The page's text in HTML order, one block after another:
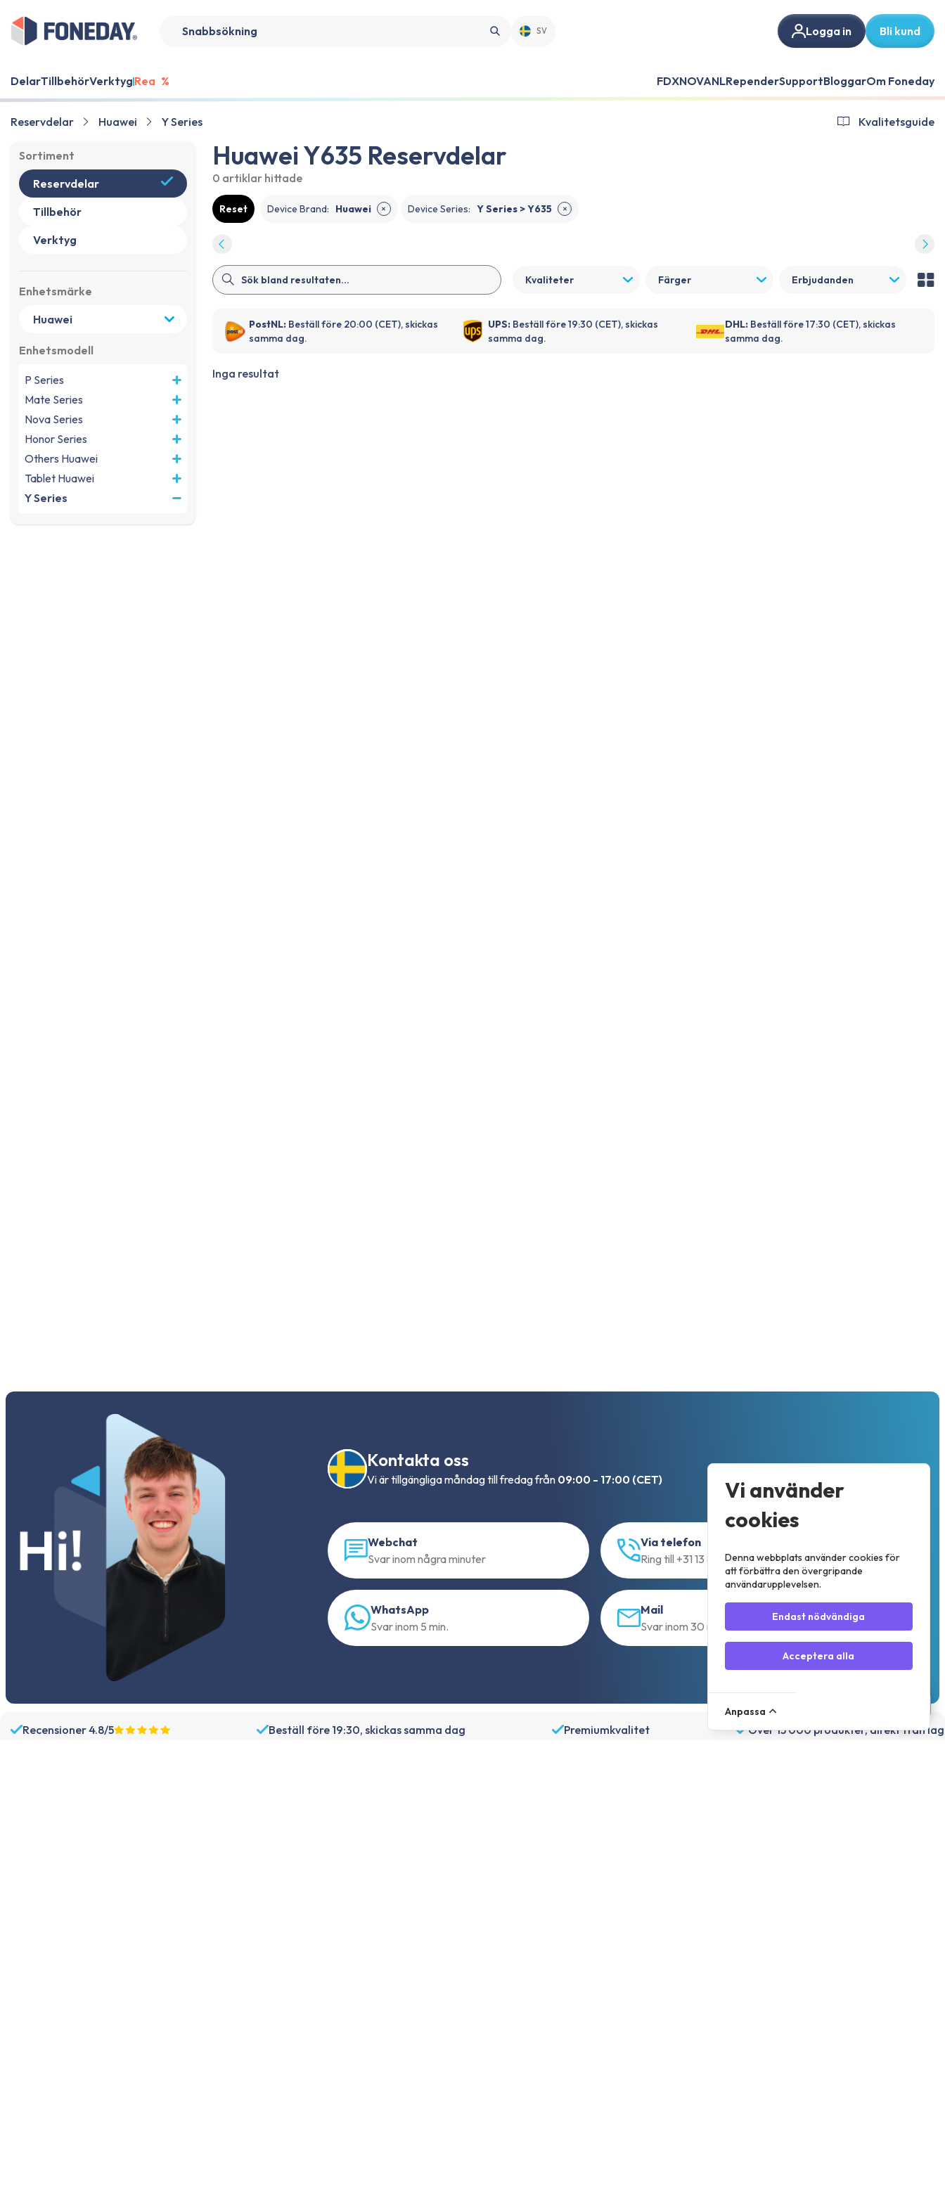
SV Logga in Bli kund
DelarTillbehörVerktyg Rea % FDXNOVANLRependerSupportBloggarOm Foneday
Reservdelar Huawei Y Series Kvalitetsguide
Sortiment
Reservdelar
Tillbehör
Verktyg
Enhetsmärke
Enhetsmodell
P Series
Mate Series
Nova Series
Honor Series
Others Huawei
Tablet Huawei
Y Series
Huawei Y635 Reservdelar
0 artiklar hittade
Reset Device Brand: Huawei ✕ Device Series: Y Series > Y635 ✕
Kvaliteter Färger Erbjudanden
PostNL: Beställ före 20:00 (CET), skickas
samma dag.
UPS: Beställ före 19:30 (CET), skickas
samma dag.
DHL: Beställ före 17:30 (CET), skickas
samma dag.
Inga resultat
Kontakta oss
Vi är tillgängliga måndag till fredag från 09:00 - 17:00 (CET)
Webchat
Svar inom några minuter
Via telefon
Ring till +31 13 833 00 55
WhatsApp
Svar inom 5 min.
Mail
Svar inom 30 min
Recensioner 4.8/5 Beställ före 19:30, skickas samma dag Premiumkvalitet Över 15 000 produkter, direkt från
Vi använder
cookies
Denna webbplats använder cookies för
att förbättra den övergripande
användarupplevelsen.
Endast nödvändiga
Acceptera alla
Anpassa